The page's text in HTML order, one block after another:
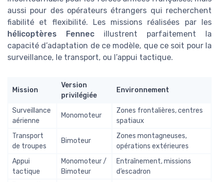
aussi pour des opérateurs étrangers qui recherchent
fiabilité et flexibilité. Les missions réalisées par les
hélicoptères Fennec illustrent parfaitement la
capacité d’adaptation de ce modèle, que ce soit pour la
surveillance, le transport, ou l’appui tactique.
Mission
Version
privilégiée
Environnement
Surveillance
aérienne
Monomoteur
Zones frontalières, centres
spatiaux
Transport
de troupes
Bimoteur
Zones montagneuses,
opérations extérieures
Appui
tactique
Monomoteur /
Bimoteur
Entraînement, missions
d’escadron